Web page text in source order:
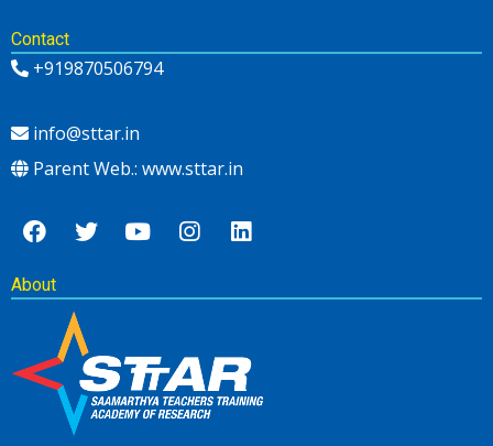
Contact
+919870506794
info@sttar.in
Parent Web.: www.sttar.in
About